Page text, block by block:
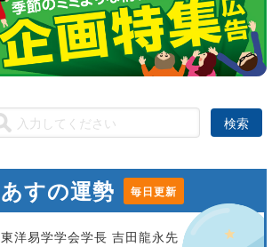
あすの運勢 毎日更新
東洋易学学会学長 吉田龍永先